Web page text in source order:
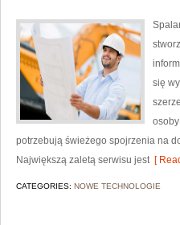
się
potrzebują świeżego spojrzenia na
Największą zaletą serwisu jest[
CATEGORIES: NOWE TECHNOLOGIE